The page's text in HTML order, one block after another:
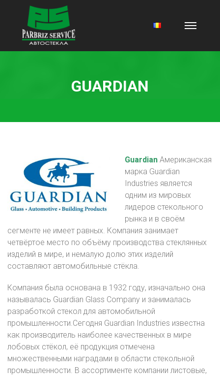
GUARDIAN
Guardian Американская
марка Guardian
Industries является
одним из мировых
лидеров стекольного
рынка и в своём
сегменте не имеет равных. Компания занимает
четвёртое место по объёму производства стеклянных
изделий в мире, и немалую долю этих изделий
составляют автомобильные стёкла.
Компания была основана в 1932 году, изначально она
называлась Guardian Glass Company и занималась
разработкой стекол для автомобильной
промышленности.Сегодня Guardian Industries известна
как производитель наиболее качественных в мире
лобовых стёкол, её продукция отмечена
множественными наградами в области стекольной
промышленности. В ассортименте компании листовые,